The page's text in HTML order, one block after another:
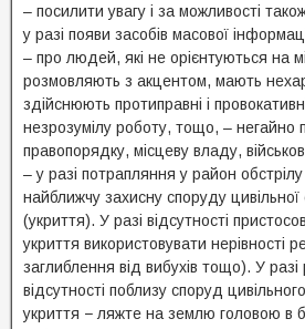
– посилити увагу і за можливості
у разі появи засобів масової
– про людей, які не орієнтуються на
розмовляють з акцентом, мають
здійснюють протиправні і
незрозумілу роботу, тощо, – негайно
правопорядку, місцеву владу,
– у разі потрапляння у район
найближчу захисну споруду
(укриття). У разі відсутності
укриття використовувати нерівності
заглиблення від вибухів тощо). У разі
відсутності поблизу споруд
укриття − ляжте на землю головою в